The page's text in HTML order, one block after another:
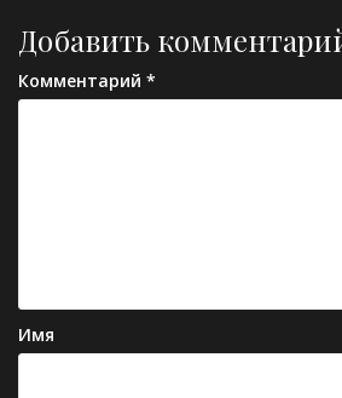
Добавить
Комментарий *
Имя